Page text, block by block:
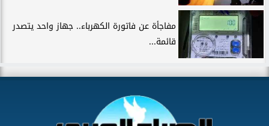
مفاجأة عن فاتورة الكهرباء.. جهاز واحد يتصدر
قائمة...